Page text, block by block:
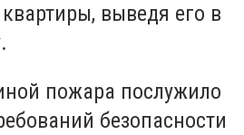
выведя его в
пожара послужило
безопасности